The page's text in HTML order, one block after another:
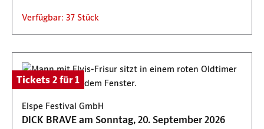
Verfügbar: 37 Stück
Tickets 2 für 1
Elspe Festival GmbH
DICK BRAVE am Sonntag, 20. September 2026